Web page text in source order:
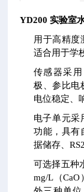
YD200 实验室
用于高精度
适合用于学
传感器采
极、参比电
电位稳定、
电子单元采
功能，具有
据储存、
可选择五种
mg/L（